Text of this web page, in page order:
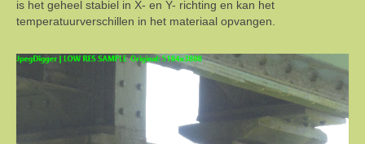
is het geheel stabiel in X- en Y- richting en kan het
temperatuurverschillen in het materiaal opvangen.